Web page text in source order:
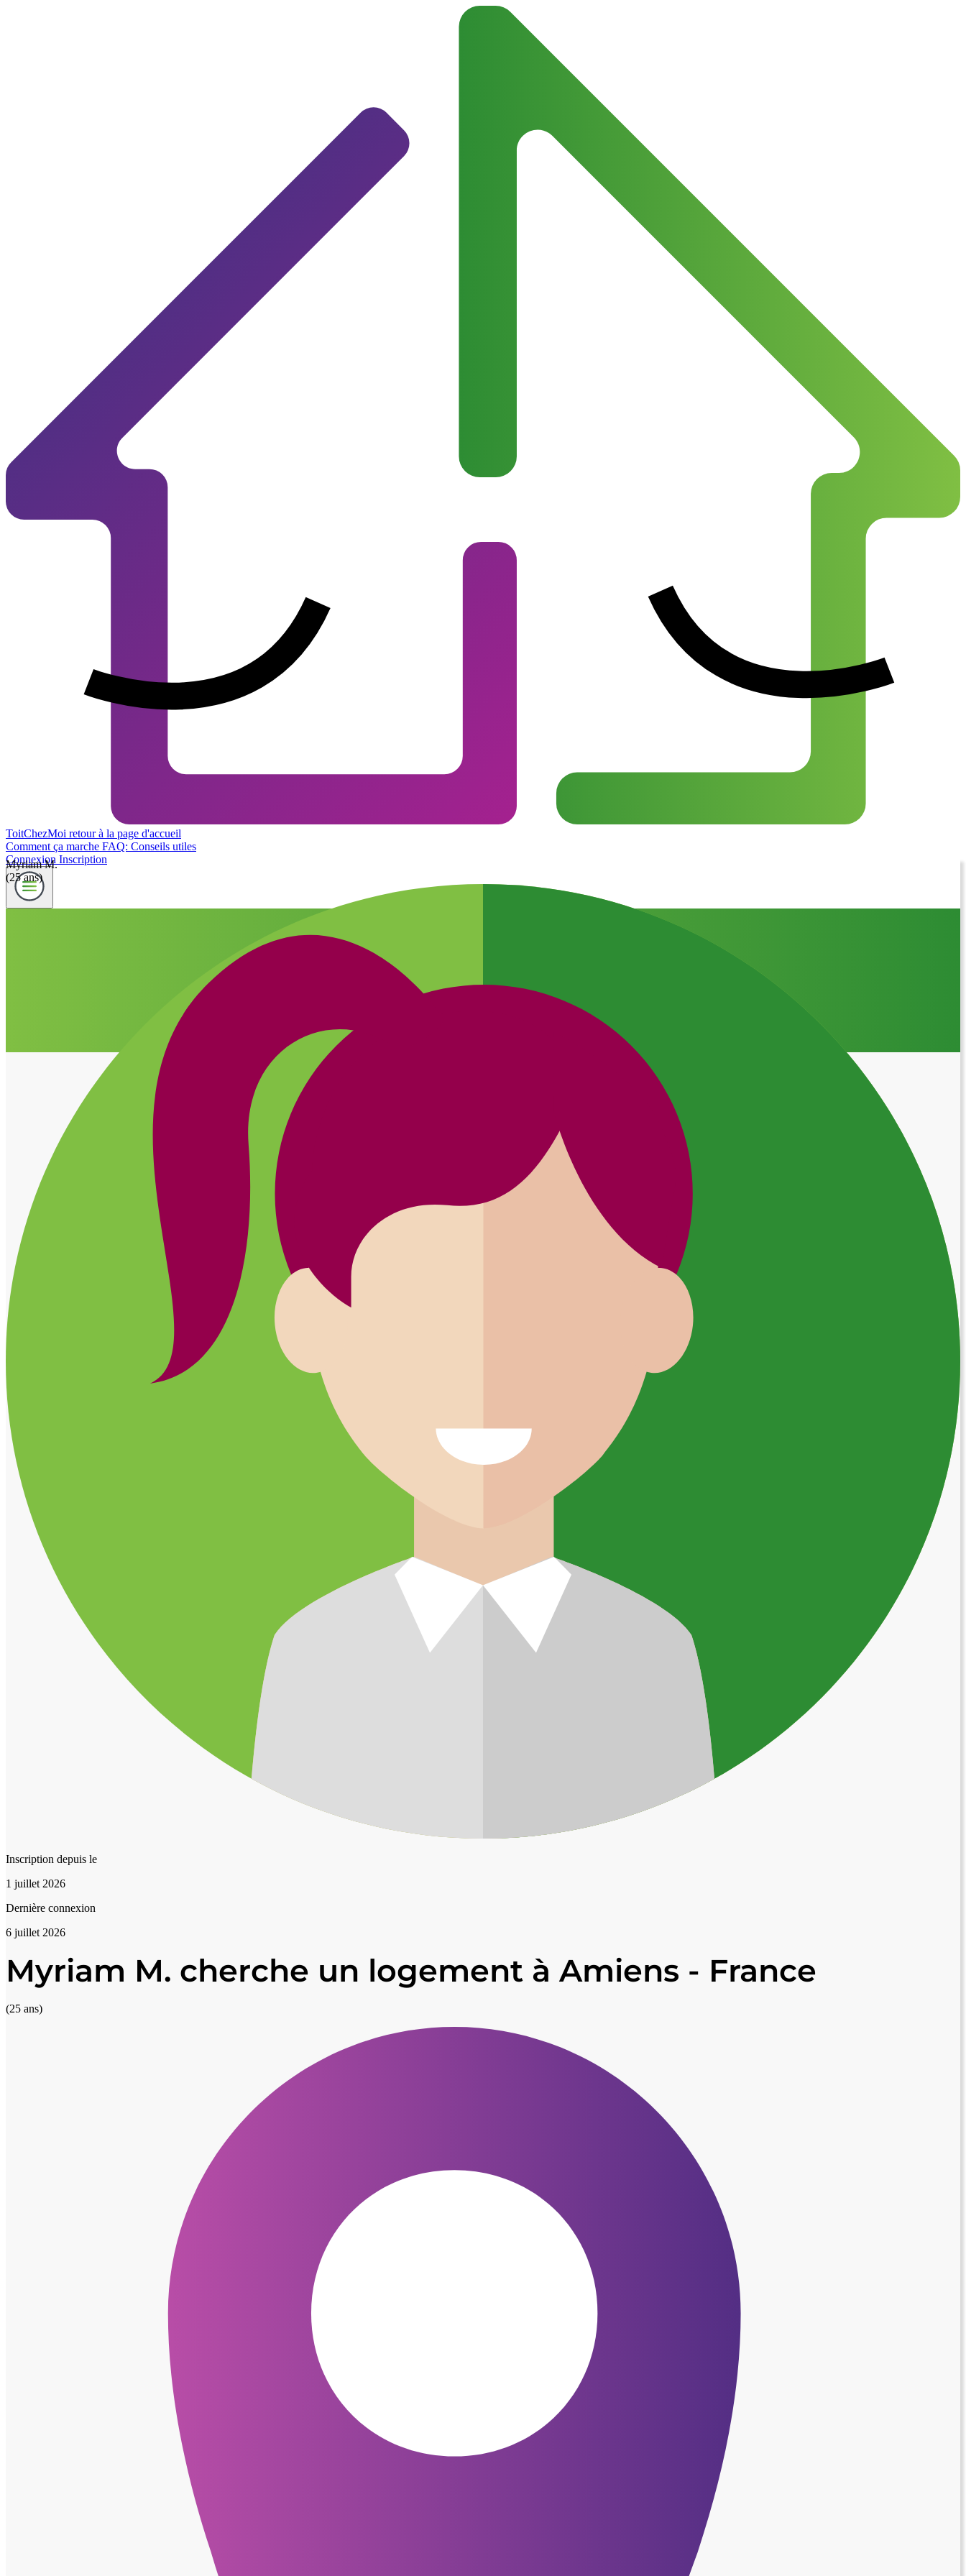
ToitChezMoi retour à la page d'accueil
Comment ça marche FAQ: Conseils utiles
Connexion Inscription
Myriam M.
(25 ans)
Inscription depuis le
1 juillet 2026
Dernière connexion
6 juillet 2026
Myriam M. cherche un logement à Amiens - France
(25 ans)